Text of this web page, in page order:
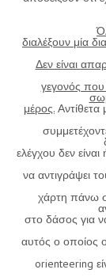
διαλέξουν μία
Δεν είναι
γεγονός που
μέρος. Αντίθετα
ελέγχου δεν
να αντιγράψει
χάρτη πάνω
στο δάσος για
αυτός ο οποίος
orienteering